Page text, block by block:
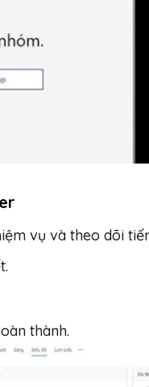
vụ và theo dõi
thành.